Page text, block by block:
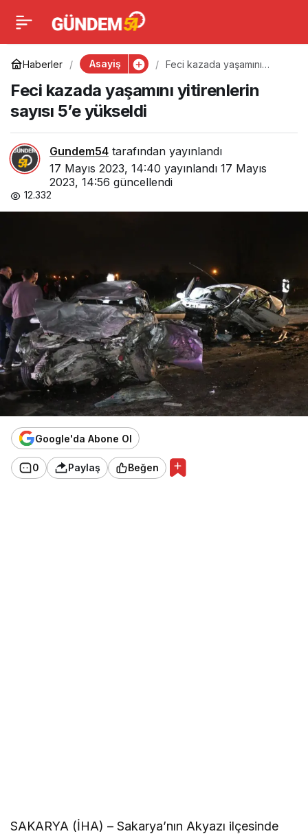
Haberler Asayiş
Feci kazada yaşamını
yükseldi
Feci kazada yaşamını yitirenlerin
sayısı 5’e yükseldi
Gundem54 tarafından yayınlandı
17 Mayıs 2023, 14:40 yayınlandı 17 Mayıs
2023, 14:56 güncellendi
12.332
Google'da Abone Ol
0 Paylaş Beğen
SAKARYA (İHA) – Sakarya’nın Akyazı ilçesinde
Feci kazada yaşamını
yitirenlerin sayısı 5’e
yükseldi